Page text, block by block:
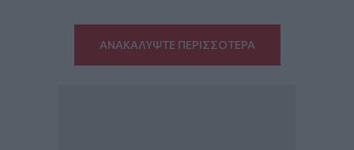
ΑΝΑΚΑΛΥΨΤΕ ΠΕΡΙΣΣΟΤΕΡΑ